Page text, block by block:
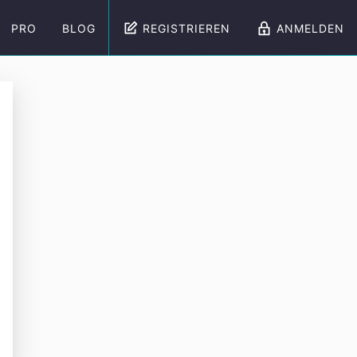
PRO BLOG REGISTRIEREN ANMELDEN